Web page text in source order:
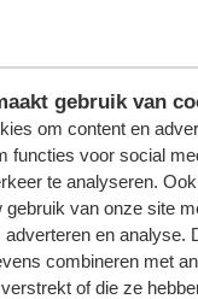
gebruik van
om content en
functies voor social
te analyseren.
gebruik van onze site
en analyse.
combineren met
of die ze
goede doelman
maken door de
gaan."